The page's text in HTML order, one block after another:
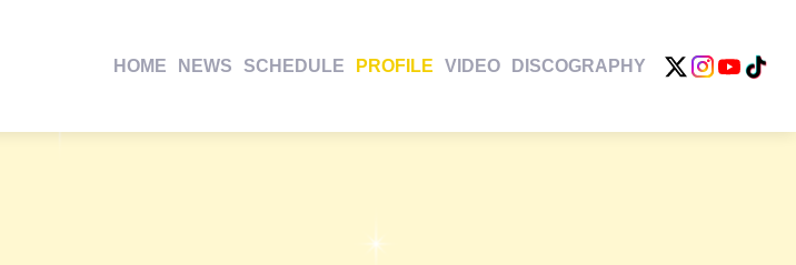
HOME NEWS SCHEDULE PROFILE VIDEO DISCOGRAPHY